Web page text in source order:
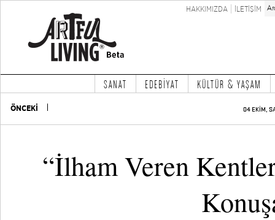
HAKKIMIZDA İLETİŞİM
SANAT EDEBİYAT KÜLTÜR & YAŞAM
ÖNCEKİ 04 EKİM,
“İlham Veren